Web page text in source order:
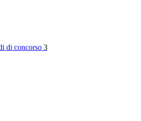
di concorso 3